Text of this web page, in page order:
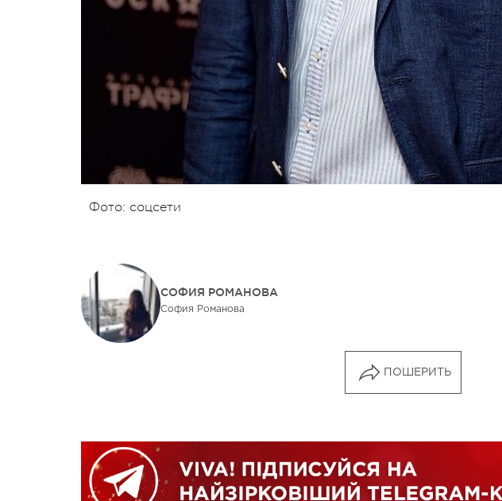
Фото: соцсети
СОФИЯ РОМАНОВА
София Романова
ПОШЕРИТЬ